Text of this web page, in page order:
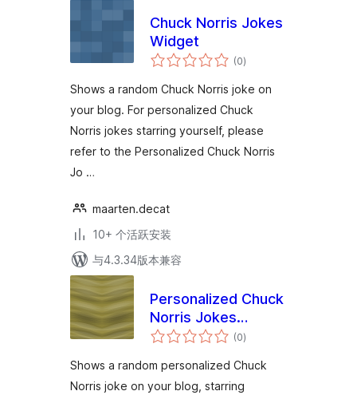
Chuck Norris Jokes
Widget
(0总
评)
Shows a random Chuck Norris joke on
your blog. For personalized Chuck
Norris jokes starring yourself, please
refer to the Personalized Chuck Norris
Jo …
maarten.decat
10+ 个活跃安装
与4.3.34版本兼容
Personalized Chuck
Norris Jokes
Widget
(0总
评)
Shows a random personalized Chuck
Norris joke on your blog, starring